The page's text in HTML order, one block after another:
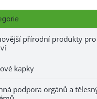
přírodní produkty pro
kapky
podpora orgánů a